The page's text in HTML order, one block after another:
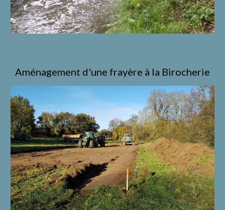
Aménagement d'une frayère à la Birocherie